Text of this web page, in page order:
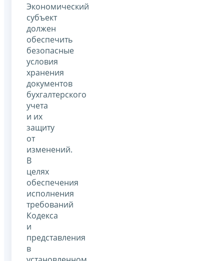
Экономический
субъект
должен
обеспечить
безопасные
условия
хранения
документов
бухгалтерского
учета
и их
защиту
от
изменений.
В
целях
обеспечения
исполнения
требований
Кодекса
и
представления
в